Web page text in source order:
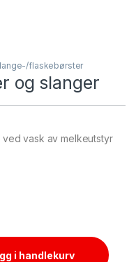
flaskebørster
og slanger
vask av melkeutstyr
i handlekurv